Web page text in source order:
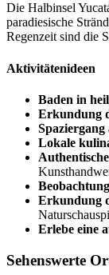
Die Halbinsel
paradiesische
Regenzeit sind die
Aktivitätenideen
Baden in
Erkundung
Spaziergang
Lokale
Erkundung
Erlebe eine
Sehenswerte